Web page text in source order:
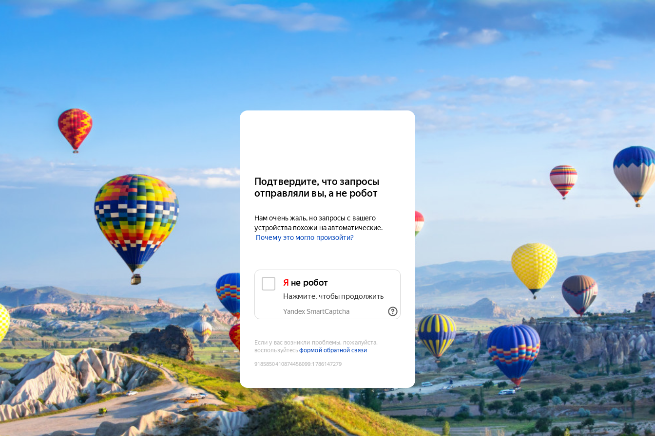
Подтвердите, что запросы
отправляли вы, а не робот
Нам очень жаль, но запросы с вашего
устройства похожи на автоматические.
Почему это могло произойти?
Я не робот
Нажмите, чтобы продолжить
Yandex SmartCaptcha
Если у вас возникли проблемы, пожалуйста,
воспользуйтесьформой обратной связи
9185850410874456099:1786147279